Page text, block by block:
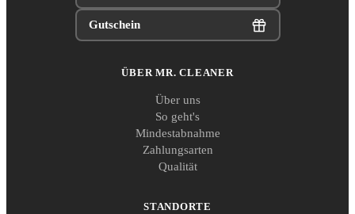
Gutschein
ÜBER MR. CLEANER
Über uns
So geht's
Mindestabnahme
Zahlungsarten
Qualität
STANDORTE